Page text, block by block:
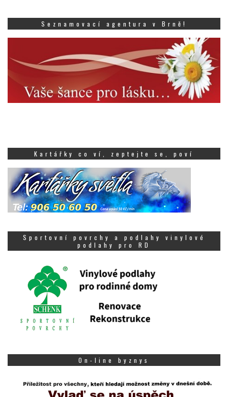
Seznamovací agentura v Brně!
Kartářky co ví, zeptejte se, poví
Sportovní povrchy a podlahy vinylové
podlahy pro RD
On-line byznys